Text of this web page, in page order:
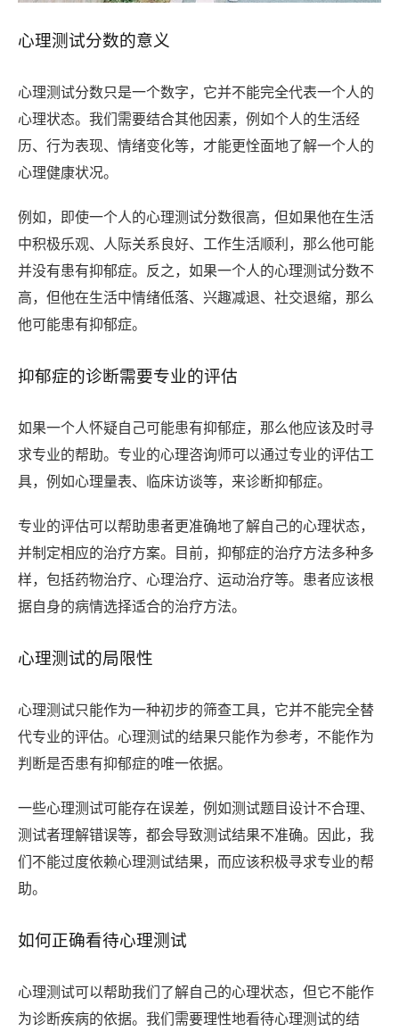
心理测试分数的意义
心理测试分数只是一个数字，它并不能完全代表一个人的
心理状态。我们需要结合其他因素，例如个人的生活经
历、行为表现、情绪变化等，才能更恮面地了解一个人的
心理健康状况。
例如，即使一个人的心理测试分数很高，但如果他在生活
中积极乐观、人际关系良好、工作生活顺利，那么他可能
并没有患有抑郁症。反之，如果一个人的心理测试分数不
高，但他在生活中情绪低落、兴趣减退、社交退缩，那么
他可能患有抑郁症。
抑郁症的诊断需要专业的评估
如果一个人怀疑自己可能患有抑郁症，那么他应该及时寻
求专业的帮助。专业的心理咨询师可以通过专业的评估工
具，例如心理量表、临床访谈等，来诊断抑郁症。
专业的评估可以帮助患者更准确地了解自己的心理状态，
并制定相应的治疗方案。目前，抑郁症的治疗方法多种多
样，包括药物治疗、心理治疗、运动治疗等。患者应该根
据自身的病情选择适合的治疗方法。
心理测试的局限性
心理测试只能作为一种初步的筛查工具，它并不能完全替
代专业的评估。心理测试的结果只能作为参考，不能作为
判断是否患有抑郁症的唯一依据。
一些心理测试可能存在误差，例如测试题目设计不合理、
测试者理解错误等，都会导致测试结果不准确。因此，我
们不能过度依赖心理测试结果，而应该积极寻求专业的帮
助。
如何正确看待心理测试
心理测试可以帮助我们了解自己的心理状态，但它不能作
为诊断疾病的依据。我们需要理性地看待心理测试的结